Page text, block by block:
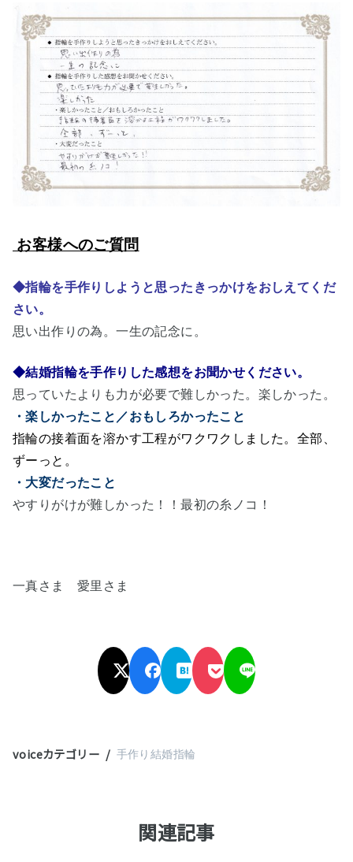
お客様へのご質問
◆指輪を手作りしようと思ったきっかけをおしえてくだ
さい。
思い出作りの為。一生の記念に。
◆結婚指輪を手作りした感想をお聞かせください。
思っていたよりも力が必要で難しかった。楽しかった。
・楽しかったこと／おもしろかったこと
指輪の接着面を溶かす工程がワクワクしました。全部、
ずーっと。
・大変だったこと
やすりがけが難しかった！！最初の糸ノコ！
一真さま 愛里さま
voiceカテゴリー 手作り結婚指輪
関連記事